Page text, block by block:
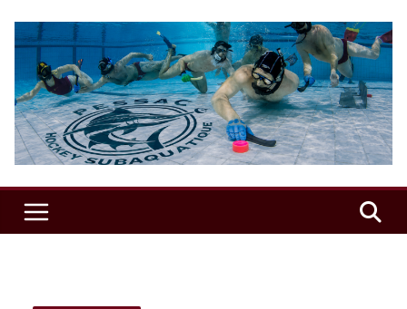
contenu
USSAP
Hockey
Sub